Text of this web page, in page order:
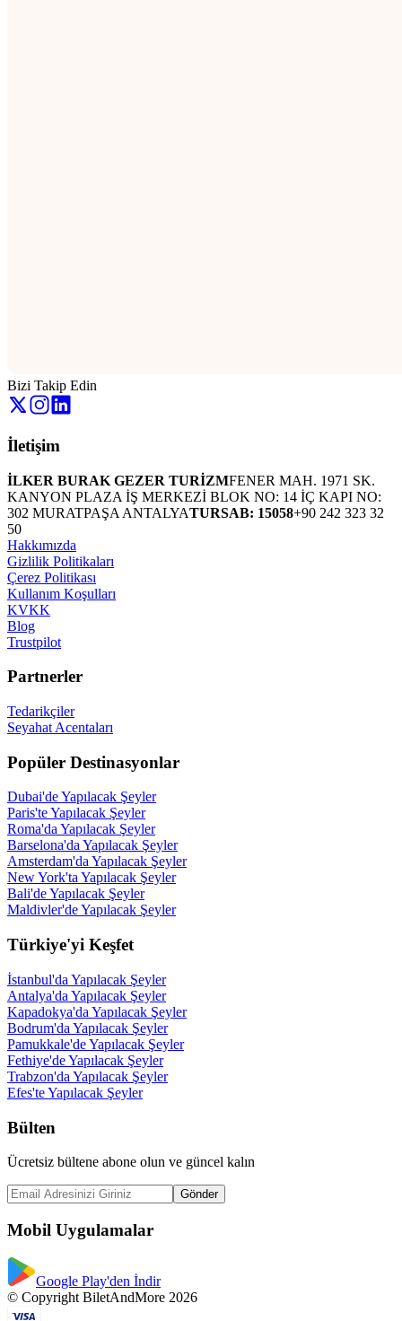
Bizi Takip Edin
İletişim
İLKER BURAK GEZER TURİZMFENER MAH. 1971 SK.
KANYON PLAZA İŞ MERKEZİ BLOK NO: 14 İÇ KAPI NO:
302 MURATPAŞA ANTALYATURSAB: 15058+90 242 323 32
50
Hakkımızda
Gizlilik Politikaları
Çerez Politikası
Kullanım Koşulları
KVKK
Blog
Trustpilot
Partnerler
Tedarikçiler
Seyahat Acentaları
Popüler Destinasyonlar
Dubai'de Yapılacak Şeyler
Paris'te Yapılacak Şeyler
Roma'da Yapılacak Şeyler
Barselona'da Yapılacak Şeyler
Amsterdam'da Yapılacak Şeyler
New York'ta Yapılacak Şeyler
Bali'de Yapılacak Şeyler
Maldivler'de Yapılacak Şeyler
Türkiye'yi Keşfet
İstanbul'da Yapılacak Şeyler
Antalya'da Yapılacak Şeyler
Kapadokya'da Yapılacak Şeyler
Bodrum'da Yapılacak Şeyler
Pamukkale'de Yapılacak Şeyler
Fethiye'de Yapılacak Şeyler
Trabzon'da Yapılacak Şeyler
Efes'te Yapılacak Şeyler
Bülten
Ücretsiz bültene abone olun ve güncel kalın
Gönder
Mobil Uygulamalar
Google Play'den İndir
© Copyright BiletAndMore 2026